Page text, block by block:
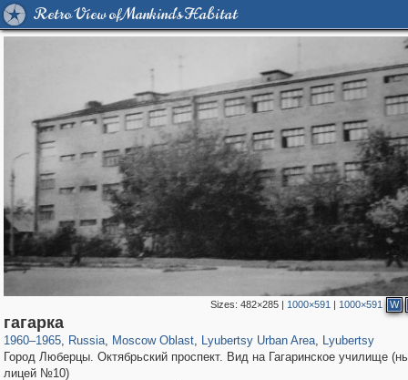
Retro View of Mankind's Habitat
Sizes: 482×285| 1000×591 | 1000×591 W
гагарка
1960–1965, Russia, Moscow Oblast, Lyubertsy Urban Area, Lyubertsy
Город Люберцы. Октябрьский проспект. Вид на Гагаринское училище
лицей №10)